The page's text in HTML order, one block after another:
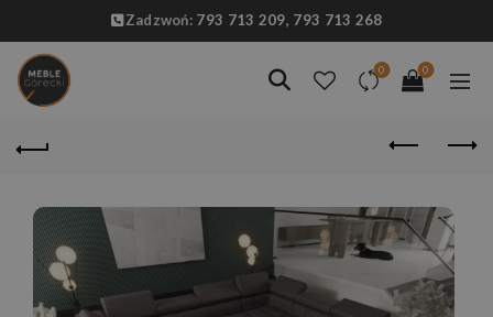
Zadzwoń: 793 713 209, 793 713 268
0 0